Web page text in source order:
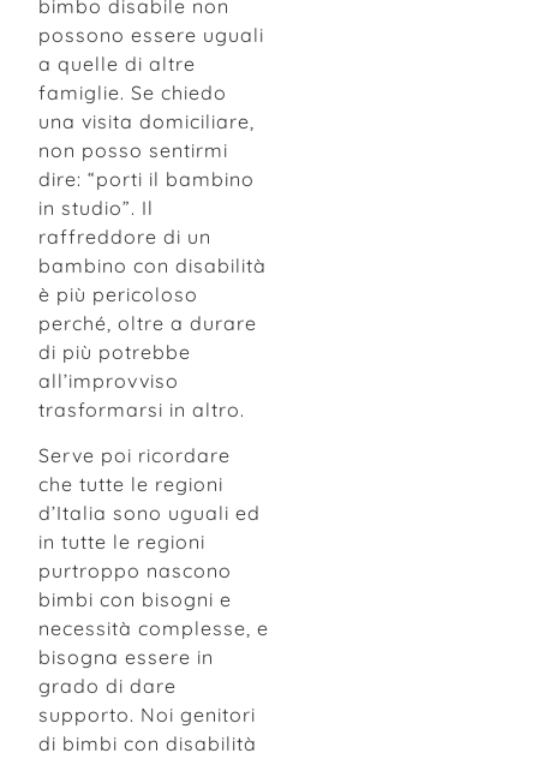
bimbo disabile non
possono essere uguali
a quelle di altre
famiglie. Se chiedo
una visita domiciliare,
non posso sentirmi
dire: “porti il bambino
in studio”. Il
raffreddore di un
bambino con disabilità
è più pericoloso
perché, oltre a durare
di più potrebbe
all’improvviso
trasformarsi in altro.
Serve poi ricordare
che tutte le regioni
d’Italia sono uguali ed
in tutte le regioni
purtroppo nascono
bimbi con bisogni e
necessità complesse, e
bisogna essere in
grado di dare
supporto. Noi genitori
di bimbi con disabilità